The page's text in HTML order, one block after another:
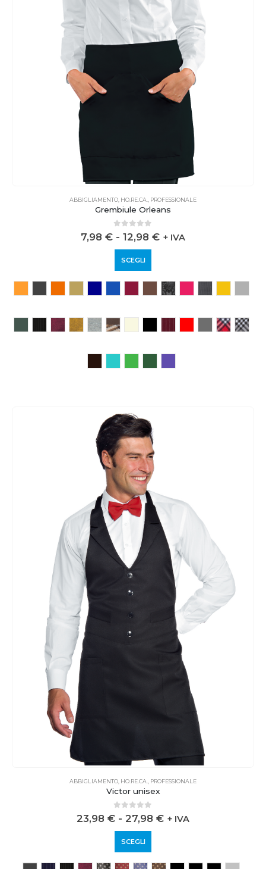
ABBIGLIAMENTO HO.RE.CA. PROFESSIONALE
Grembiule Orleans
out of 5
7,98 € - 12,98 € + IVA
SCEGLI
ABBIGLIAMENTO, HO.RE.CA., PROFESSIONALE
Victor unisex
0 out of 5
23,98 € - 27,98 € + IVA
SCEGLI